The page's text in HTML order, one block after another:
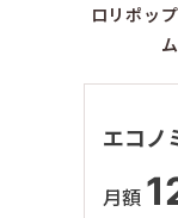
ロリポッ
エコノ
月額